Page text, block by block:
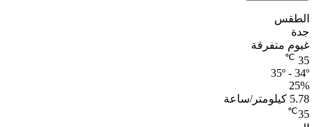
الطقس
جدة
غيوم متفرقة
35
℃
35º - 34º
25%
5.78 كيلومتر/ساعة
35
℃